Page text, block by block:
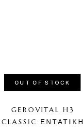
OUT OF STOCK
GEROVITAL H3
CLASSIC ΕΝΤΑΤΙΚΉ